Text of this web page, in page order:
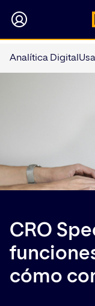
Analítica Digital
CRO
cómo